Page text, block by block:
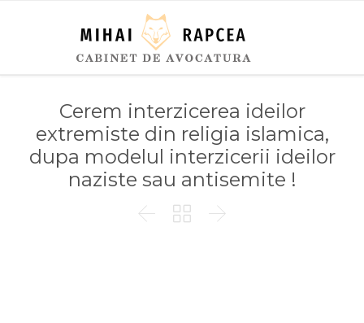
Cerem interzicerea ideilor
extremiste din religia islamica,
dupa modelul interzicerii ideilor
naziste sau antisemite !
  